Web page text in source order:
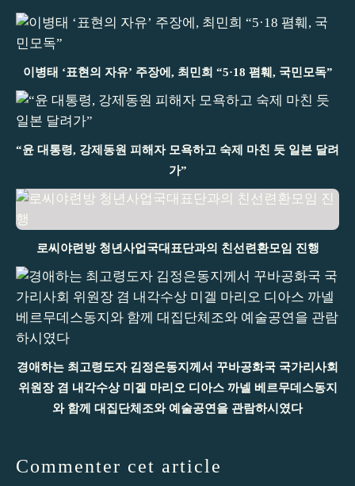
이병태 ‘표현의 자유’ 주장에, 최민희 “5·18 폄훼, 국민모독”
“윤 대통령, 강제동원 피해자 모욕하고 숙제 마친 듯 일본 달려
가”
로씨야련방 청년사업국대표단과의 친선련환모임 진행
경애하는 최고령도자 김정은동지께서 꾸바공화국 국가리사회
위원장 겸 내각수상 미겔 마리오 디아스 까넬 베르무데스동지
와 함께 대집단체조와 예술공연을 관람하시였다
Commenter cet article